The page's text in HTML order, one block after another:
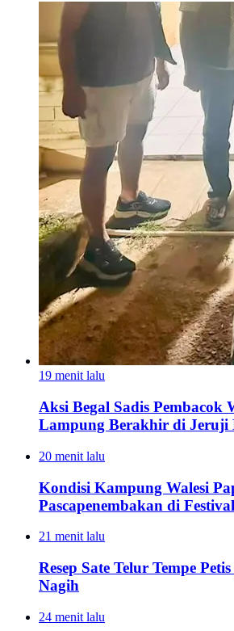
19 menit lalu
Aksi Begal Sadis Pembacok
Lampung Berakhir di Jeruji
20 menit lalu
Kondisi Kampung Walesi
Pascapenembakan di
21 menit lalu
Resep Sate Telur Tempe
Nagih
24 menit lalu